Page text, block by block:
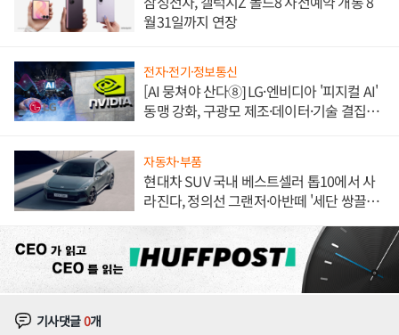
월31일까지 연장
전자·전기·정보통신
[AI 뭉쳐야 산다⑧] LG·엔비디아 '피지컬 AI'
동맹 강화, 구광모 제조·데이터·기술 결집
자동차·부품
현대차 SUV 국내 베스트셀러 톱10에서 사
라진다, 정의선 그랜저·아반떼 '세단 쌍끌
기사댓글0개